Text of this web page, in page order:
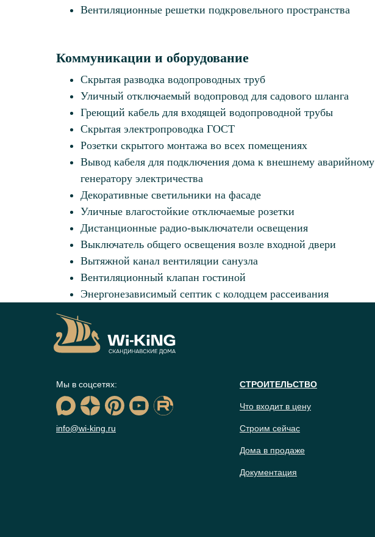
Вентиляционные решетки подкровельного пространства
Коммуникации и оборудование
Скрытая разводка водопроводных труб
Уличный отключаемый водопровод для садового шланга
Греющий кабель для входящей водопроводной трубы
Скрытая электропроводка ГОСТ
Розетки скрытого монтажа во всех помещениях
Вывод кабеля для подключения дома к внешнему аварийному
генератору электричества
Декоративные светильники на фасаде
Уличные влагостойкие отключаемые розетки
Дистанционные радио-выключатели освещения
Выключатель общего освещения возле входной двери
Вытяжной канал вентиляции санузла
Вентиляционный клапан гостиной
Энергонезависимый септик с колодцем рассеивания
Документация
Дома в продаже
Строим сейчас
Что входит в цену
СТРОИТЕЛЬСТВО
info@wi-king.ru
Мы в соцсетях: